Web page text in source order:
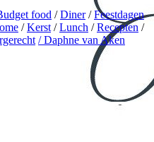
food /Diner/Feestdagen
/Kerst /Lunch /Recepten /
/ Daphne van Aken